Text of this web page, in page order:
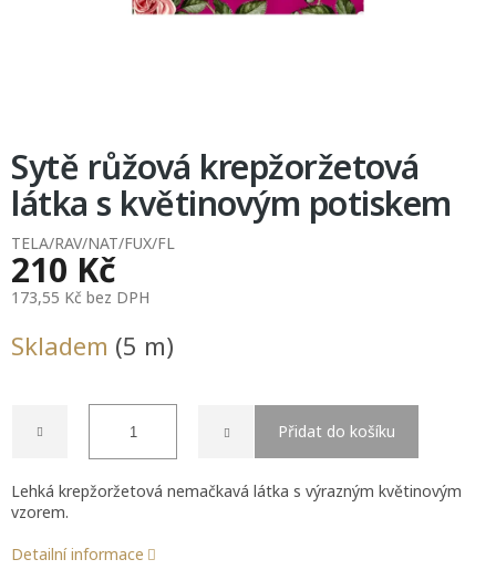
Sytě růžová krepžoržetová
látka s květinovým potiskem
TELA/RAV/NAT/FUX/FL
210 Kč
173,55 Kč bez DPH
cena:
Skladem (5 m)
Přidat do košíku
Lehká krepžoržetová nemačkavá látka s výrazným květinovým
vzorem.
Detailní informace